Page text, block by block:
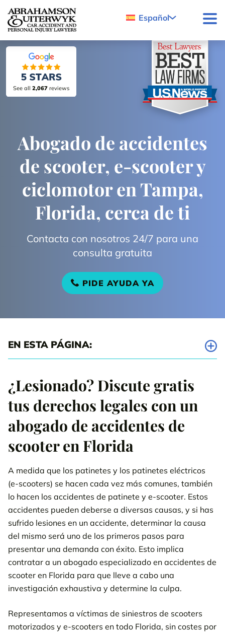
Skip to content
Español
Abogado de accidentes
de scooter, e-scooter y
ciclomotor en Tampa,
Florida, cerca de ti
Contacta con nosotros 24/7 para una
consulta gratuita
PIDE AYUDA YA
See all 2,067 reviews
EN ESTA PÁGINA:
¿Cuál es la diferencia entre un Scooter y un Ciclomotor?
¿Se considera un segway un e-scooter o un ciclomotor?
Los peligros de las motos eléctricas
Riesgos comunes asociados a los patinetes eléctricos
Causas comunes de accidentes de scooter, e-scooter y
ciclomotor
Opiniones de nuestros clientes sobre nuestros abogados de
accidentes
Lesiones comunes en accidentes de scooter, e-scooter y
ciclomotor
Leyes de Florida que regulan los accidentes de Scooter, E-
Scooter y Ciclomotor
Cobertura del Seguro de Accidentes de Scooter, E-Scooter y
Ciclomotor
¿Lesionado? Discute gratis
tus derechos legales con un
abogado de accidentes de
scooter en Florida
A medida que los patinetes y los patinetes eléctricos
(e-scooters) se hacen cada vez más comunes, también
lo hacen los accidentes de patinete y e-scooter. Estos
accidentes pueden deberse a diversas causas, y si has
sufrido lesiones en un accidente, determinar la causa
del mismo será uno de los primeros pasos para
presentar una demanda con éxito. Esto implica
contratar a un abogado especializado en accidentes de
scooter en Florida para que lleve a cabo una
investigación exhaustiva y determine la culpa.
Representamos a víctimas de siniestros de scooters
motorizados y e-scooters en todo Florida, sin costes por